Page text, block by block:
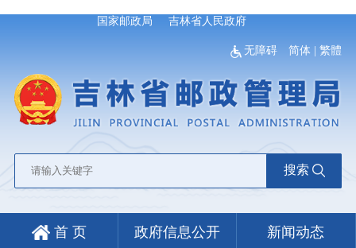
国家邮政局 吉林省人民政府
无障碍 简体 |繁體
搜索
首 页 政府信息公开 新闻动态